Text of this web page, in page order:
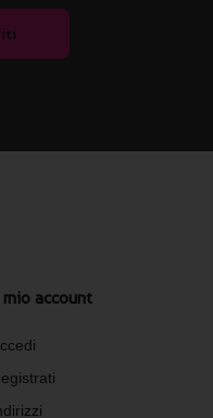
account